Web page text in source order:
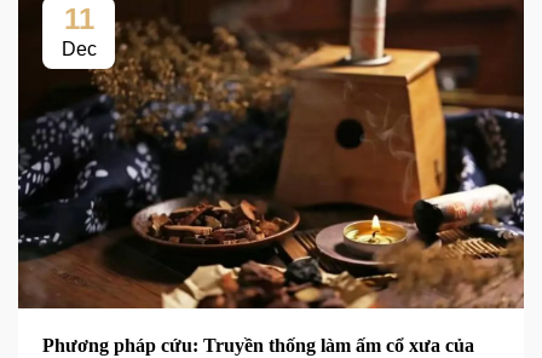
11
Dec
Phương pháp cứu: Truyền thống làm ấm cổ xưa của